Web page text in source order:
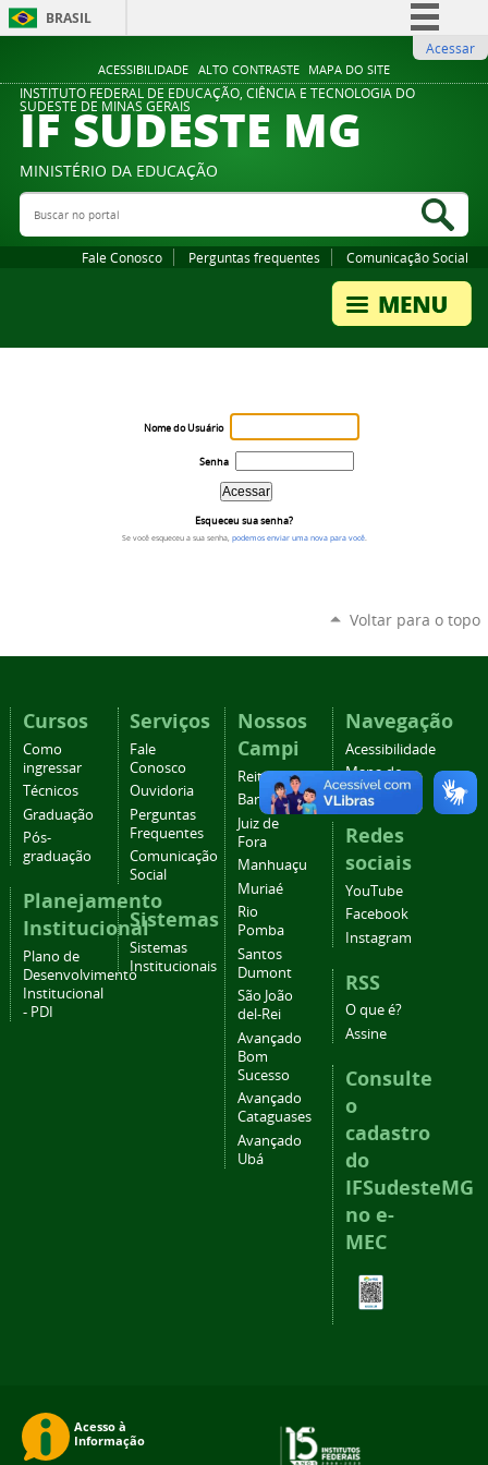
ACESSIBILIDADE ALTO CONTRASTE MAPA DO SITE
BRASIL
Comunica BR
Participe
Legislação
Acessar
INSTITUTO FEDERAL DE EDUCAÇÃO, CIÊNCIA E TECNOLOGIA DO
SUDESTE DE MINAS GERAIS
IF SUDESTE MG
MINISTÉRIO DA EDUCAÇÃO
Buscar no portal
Fale Conosco Perguntas frequentes Comunicação Social
Nome do Usuário
Senha
Esqueceu sua senha?
Se você esqueceu a sua senha, podemos enviar uma nova para você.
Voltar para o topo
Cursos
Como
ingressar
Técnicos
Graduação
Pós-
graduação
Planejamento
Institucional
Plano de
Desenvolvimento
Institucional
- PDI
Serviços
Fale
Conosco
Ouvidoria
Perguntas
Frequentes
Comunicação
Social
Sistemas
Sistemas
Institucionais
Nossos
Campi
Reitoria
Barbacena
Juiz de
Fora
Manhuaçu
Muriaé
Rio
Pomba
Santos
Dumont
São João
del-Rei
Avançado
Bom
Sucesso
Avançado
Cataguases
Avançado
Ubá
Navegação
Acessibilidade
Mapa do
site
Redes
sociais
YouTube
Facebook
Instagram
RSS
O que é?
Assine
Consulte
o
cadastro
do
IFSudesteMG
no e-
MEC